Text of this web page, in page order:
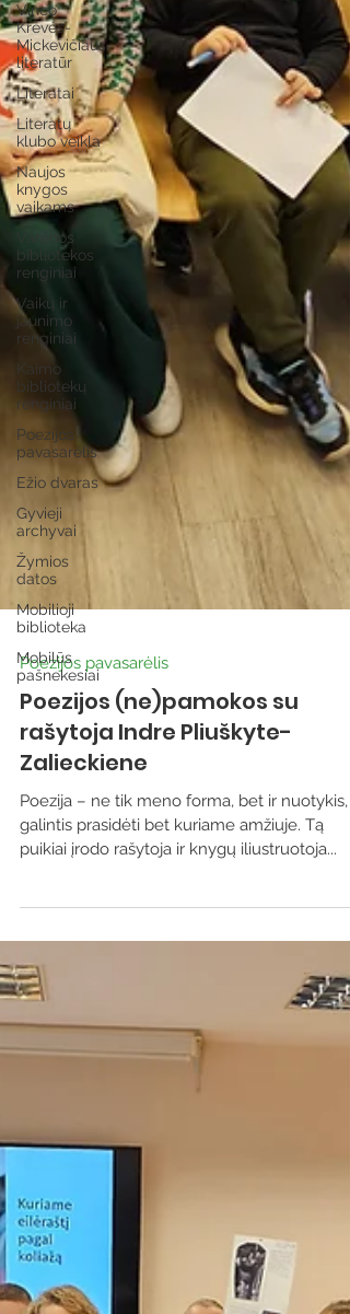
Vinco
Krėvės-
Mickevičiaus
literatūr
Literatai
Literatų
klubo veikla
Naujos
knygos
vaikams
Varėnos
bibliotekos
renginiai
Vaikų ir
jaunimo
renginiai
Kaimo
bibliotekų
renginiai
Poezijos
pavasarėlis
Ežio dvaras
Gyvieji
archyvai
Žymios
datos
Mobilioji
biblioteka
Mobilūs
pašnekesiai
Poezijos pavasarėlis
Poezijos (ne)pamokos su
rašytoja Indre Pliuškyte-
Zalieckiene
Poezija – ne tik meno forma, bet ir nuotykis,
galintis prasidėti bet kuriame amžiuje. Tą